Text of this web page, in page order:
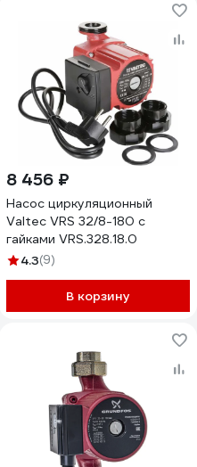
8 456 ₽
Насос циркуляционный
Valtec VRS 32/8-180 с
гайками VRS.328.18.0
4.3(9)
В корзину